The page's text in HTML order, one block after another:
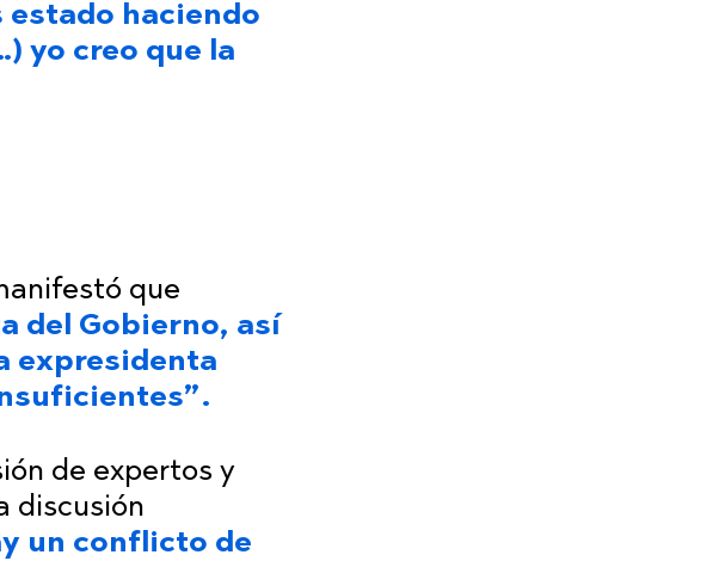
estado haciendo
yo creo que la
que
del Gobierno, así
expresidenta
de expertos y
discusión
un conflicto de